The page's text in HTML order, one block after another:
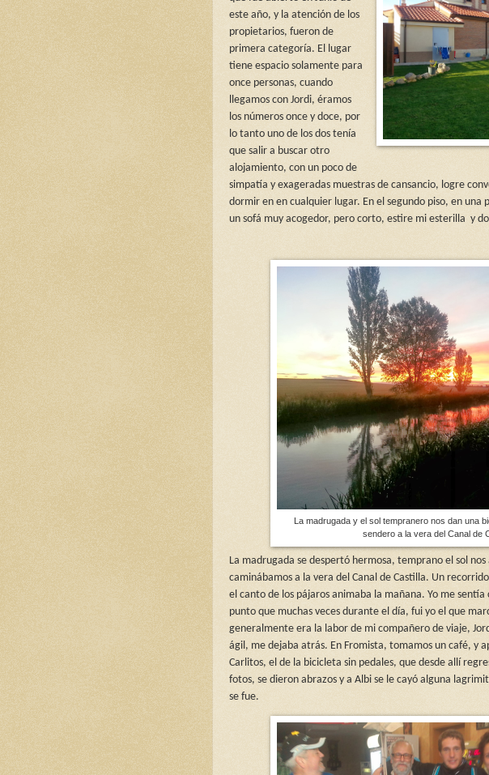
este año, y la atención de los
propietarios, fueron de
primera categoría. El lugar
tiene espacio solamente para
once personas, cuando
llegamos con Jordi, éramos
los números once y doce, por
lo tanto uno de los dos tenía
que salir a buscar otro
alojamiento, con un poco de
simpatía y exageradas muestras de cansancio, logre
dormir en en cualquier lugar. En el segundo piso, en una
un sofá muy acogedor, pero corto, estire mi esterilla y
La madrugada y el sol tempranero nos dan una
sendero a la vera del Canal de
La madrugada se despertó hermosa, temprano el sol
caminábamos a la vera del Canal de Castilla. Un
el canto de los pájaros animaba la mañana. Yo me
punto que muchas veces durante el día, fui yo el que
generalmente era la labor de mi compañero de viaje,
ágil, me dejaba atrás. En Fromista, tomamos un café, y
Carlitos, el de la bicicleta sin pedales, que desde allí
fotos, se dieron abrazos y a Albi se le cayó alguna
se fue.